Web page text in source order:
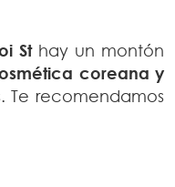
Sthay un montón
coreana y
Te recomendamos